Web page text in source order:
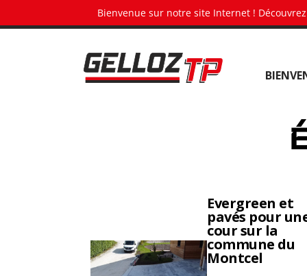
Bienvenue sur notre site Internet !
G
e
Evergreen et
pavés pour
cour sur la
commune du
Montcel
Panneau de gestion des cookies